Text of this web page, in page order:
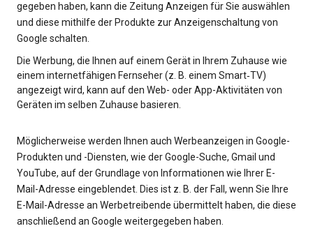
gegeben haben, kann die Zeitung Anzeigen für Sie auswählen
und diese mithilfe der Produkte zur Anzeigenschaltung von
Google schalten.
Die Werbung, die Ihnen auf einem Gerät in Ihrem Zuhause wie
einem internetfähigen Fernseher (z. B. einem Smart‑TV)
angezeigt wird, kann auf den Web- oder App-Aktivitäten von
Geräten im selben Zuhause basieren.
Möglicherweise werden Ihnen auch Werbeanzeigen in Google-
Produkten und -Diensten, wie der Google-Suche, Gmail und
YouTube, auf der Grundlage von Informationen wie Ihrer E-
Mail-Adresse eingeblendet. Dies ist z. B. der Fall, wenn Sie Ihre
E-Mail-Adresse an Werbetreibende übermittelt haben, die diese
anschließend an Google weitergegeben haben.